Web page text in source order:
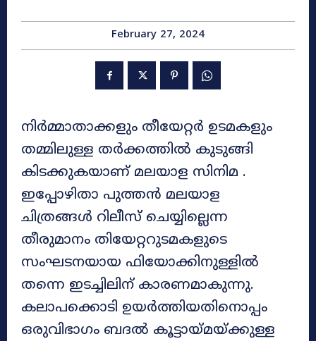
February 27, 2024
നിർമ്മാതാക്കളും തീയേറ്റർ ഉടമകളും
തമ്മിലുള്ള തർക്കത്തിൽ കുടുങ്ങി
കിടക്കുകയാണ് മലയാള സിനിമ .
ഇപ്പോഴിതാ പുത്തൻ മലയാള
ചിത്രങ്ങൾ റിലീസ് ചെയ്യില്ലെന്ന
തീരുമാനം തിയേറ്ററുടമകളുടെ
സംഘടനയായ ഫിയോക്കിനുള്ളിൽ
തന്നെ ഇടച്ചിലിന് കാരണമാകുന്നു.
കലാപക്കൊടി ഉയർത്തിയതിനൊപ്പം
ഒരുവിഭാഗം ബദൽ കൂട്ടായ്മയ്ക്കുള്ള